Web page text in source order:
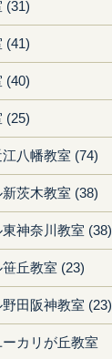
(31)
(41)
(40)
(25)
八幡教室 (74)
茨木教室 (38)
神奈川教室 (38)
丘教室 (23)
田阪神教室 (23)
カリが丘教室